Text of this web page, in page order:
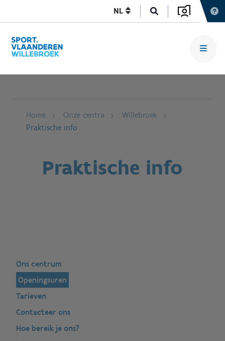
NL
Home Onze centra
Willebroek
Praktische info
Praktische info
Ons centrum
Openingsuren
Tarieven
Contacteer ons
Hoe bereik je ons?